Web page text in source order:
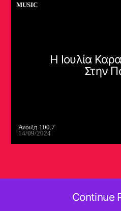
MUSIC
Η Ιουλία
Στην
Άνοιξη 100.7
14/09/2024
Continue